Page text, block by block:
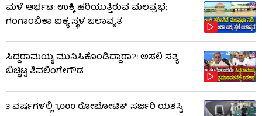
ಮಳೆ ಆರ್ಭಟ: ಉಕ್ಕಿ ಹರಿಯುತ್ತಿರುವ ಮಲಪ್ರಭೆ;
ಗಂಗಾಂಬಿಕಾ ಐಕ್ಯ ಸ್ಥಳ ಜಲಾವೃತ
ಸಿದ್ದರಾಮಯ್ಯ ಮುನಿಸಿಕೊಂಡಿದ್ದಾರಾ?: ಅಸಲಿ ಸತ್ಯ
ಬಿಚ್ಚಿಟ್ಟ ಶಿವಲಿಂಗೇಗೌಡ
3 ವರ್ಷಗಳಲ್ಲಿ 1,000 ರೋಬೋಟಿಕ್ ಸರ್ಜರಿ ಯಶಸ್ವಿ